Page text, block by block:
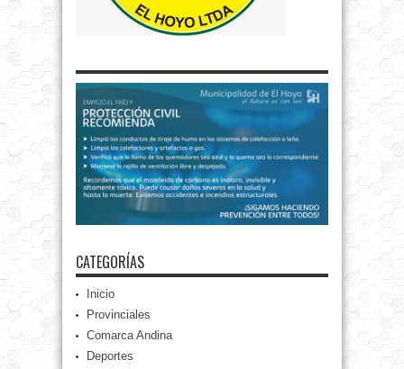
CATEGORÍAS
Inicio
Provinciales
Comarca Andina
Deportes